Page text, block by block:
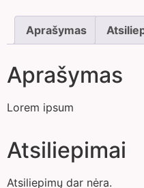
Aprašymas
Aprašymas
Lorem ipsum
Atsiliepimai
Atsiliepimų dar nėra.